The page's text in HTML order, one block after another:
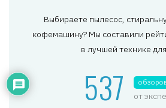
Выбираете пылесос,
кофемашину? Мы составили
в лучшей технике
537 от